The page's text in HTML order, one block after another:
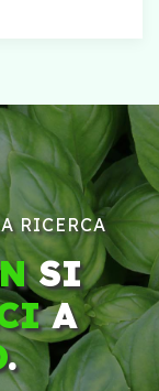
RICERCA
SI
A
.